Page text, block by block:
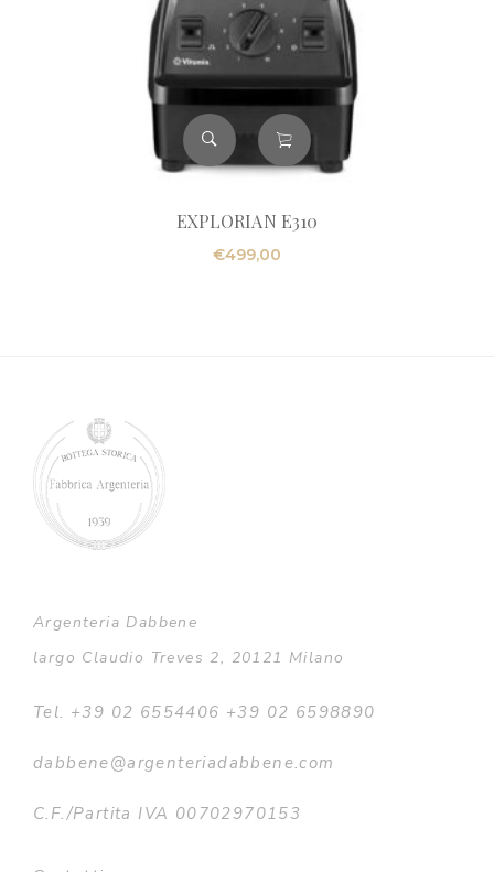
EXPLORIAN E310
€499,00
Argenteria Dabbene
largo Claudio Treves 2, 20121 Milano
Tel. +39 02 6554406 +39 02 6598890
dabbene@argenteriadabbene.com
C.F./Partita IVA 00702970153